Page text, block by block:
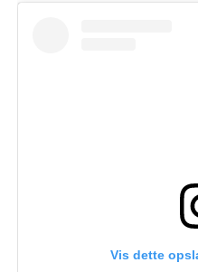
Vis dette